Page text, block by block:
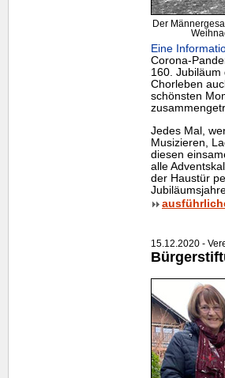
Der
Eine
Corona-
160.
Chorleben
schönsten
Jedes Mal,
Musizieren,
diesen
alle
der Haustür
15.12.2020 -